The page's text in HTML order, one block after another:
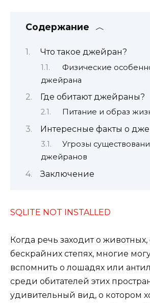
Содержание
Что такое джейран?
Физические
джейрана
Где обитают джейраны?
Питание и образ
Интересные факты о
Угрозы
джейранов
Заключение
SQLITE NOT INSTALLED
Когда речь заходит о
бескрайних степях, многие
вспомнить о лошадях или
среди обитателей этих
удивительный вид, о котором